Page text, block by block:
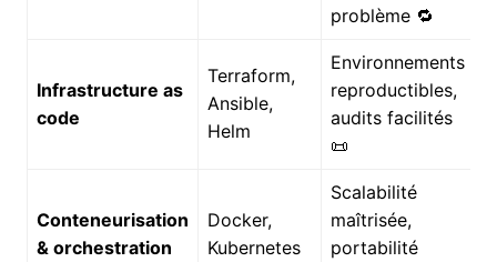
problème 🔁
Infrastructure as
code
Terraform,
Ansible,
Helm
Environnements
reproductibles,
audits facilités
📜
Conteneurisation
& orchestration
Docker,
Kubernetes
Scalabilité
maîtrisée,
portabilité